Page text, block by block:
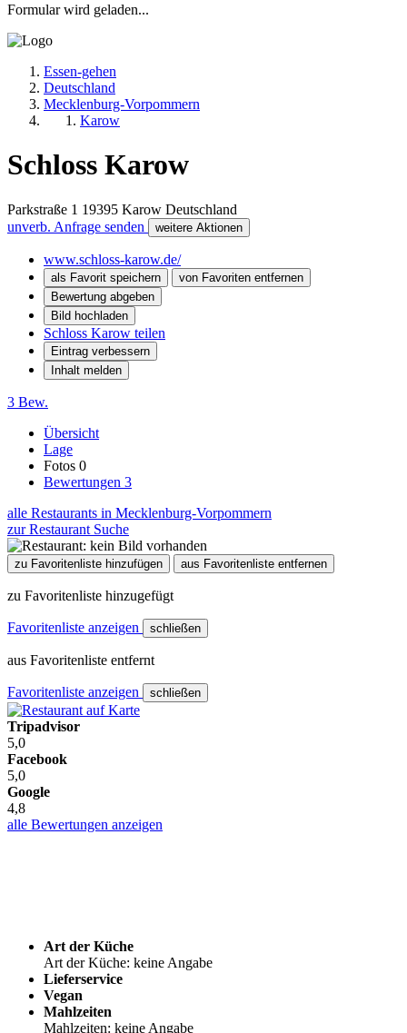
Formular wird geladen...
Essen-gehen
Deutschland
Mecklenburg-Vorpommern
Karow
Schloss Karow
Parkstraße 1 19395 Karow Deutschland
unverb. Anfrage senden
weitere Aktionen
www.schloss-karow.de/
als Favorit speichern
von Favoriten entfernen
Bewertung abgeben
Bild hochladen
Schloss Karow teilen
Eintrag verbessern
Inhalt melden
3 Bew.
Übersicht
Lage
Fotos 0
Bewertungen 3
alle Restaurants in Mecklenburg-Vorpommern
zur Restaurant Suche
zu Favoritenliste hinzufügen aus Favoritenliste entfernen
zu Favoritenliste hinzugefügt
Favoritenliste anzeigen schließen
aus Favoritenliste entfernt
Favoritenliste anzeigen schließen
Tripadvisor
5,0
Facebook
5,0
Google
4,8
alle Bewertungen anzeigen
Art der Küche
Art der Küche: keine Angabe
Lieferservice
Vegan
Mahlzeiten
Mahlzeiten: keine Angabe